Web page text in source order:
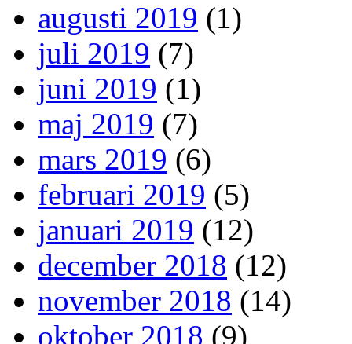
augusti 2019 (1)
juli 2019 (7)
juni 2019 (1)
maj 2019 (7)
mars 2019 (6)
februari 2019 (5)
januari 2019 (12)
december 2018 (12)
november 2018 (14)
oktober 2018 (9)